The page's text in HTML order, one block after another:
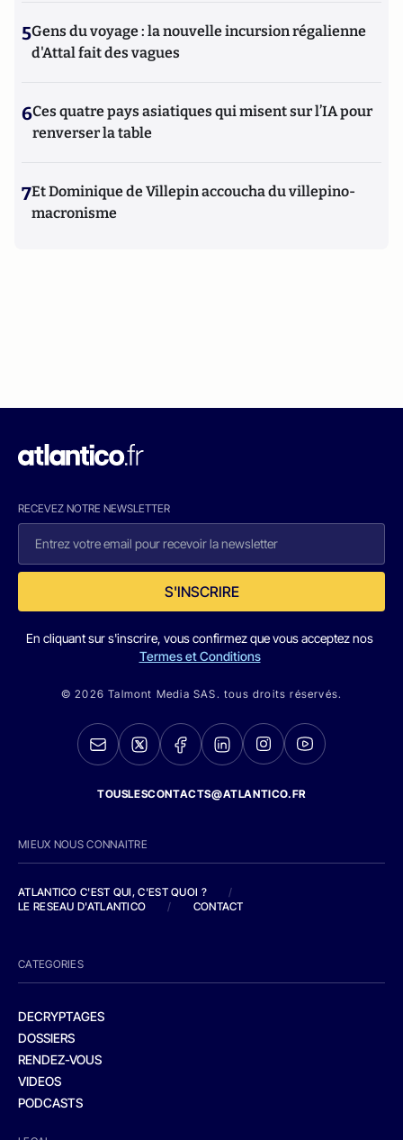
5Gens du voyage : la nouvelle incursion régalienne
d'Attal fait des vagues
6Ces quatre pays asiatiques qui misent sur l’IA pour
renverser la table
7Et Dominique de Villepin accoucha du villepino-
macronisme
RECEVEZ NOTRE NEWSLETTER
S'INSCRIRE
En cliquant sur s'inscrire, vous confirmez que vous acceptez nos
Termes et Conditions
© 2026 Talmont Media SAS. tous droits réservés.
TOUSLESCONTACTS@ATLANTICO.FR
MIEUX NOUS CONNAITRE
ATLANTICO C'EST QUI, C'EST QUOI ?
/
LE RESEAU D'ATLANTICO
/ CONTACT
CATEGORIES
DECRYPTAGES
DOSSIERS
RENDEZ-VOUS
VIDEOS
PODCASTS